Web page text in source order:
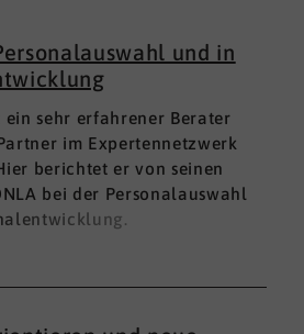
und in
ein sehr erfahrener Berater
im Expertennetzwerk
berichtet er von seinen
bei der Personalauswahl